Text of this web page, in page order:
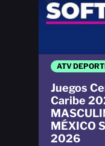
ATV
Juegos
Caribe
MÉXICO
2026